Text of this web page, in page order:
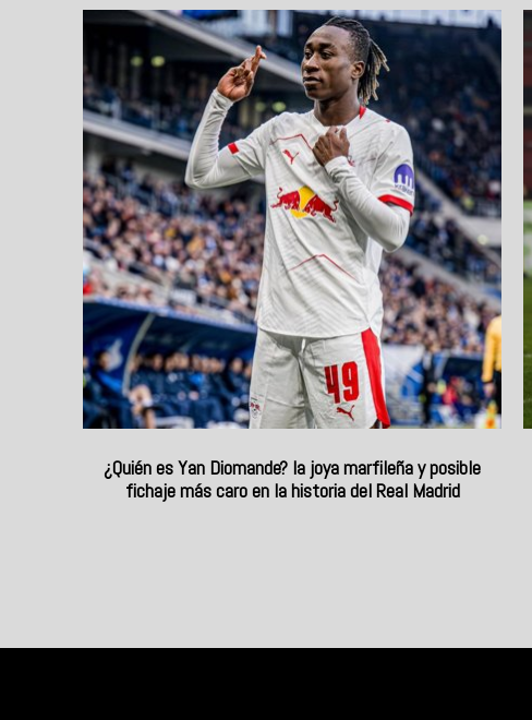
¿Quién es Yan Diomande? la joya marfileña y posible
fichaje más caro en la historia del Real Madrid